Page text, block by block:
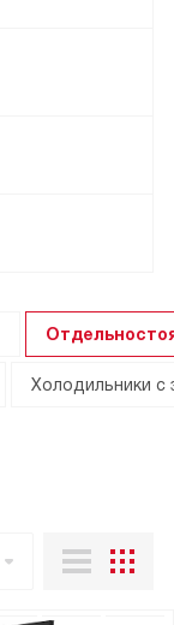
Холодильники с